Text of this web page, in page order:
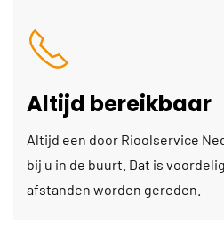
Altijd bereikbaar
Altijd een door Rioolservice
bij u in de buurt. Dat is
afstanden worden gereden.